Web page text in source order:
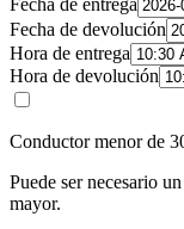
Fecha de devolución
Hora de entrega
Hora de devolución
Conductor menor de
Puede ser necesario
mayor.